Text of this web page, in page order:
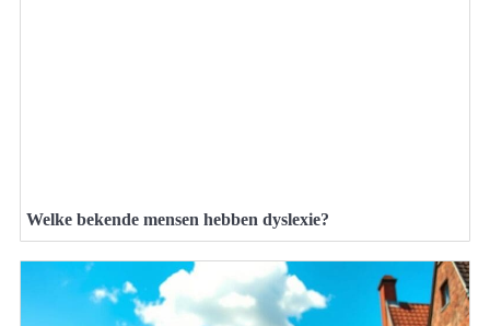
Welke bekende mensen hebben dyslexie?